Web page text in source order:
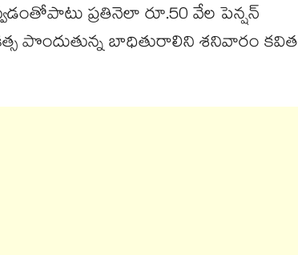
ప్రతినెలా రూ.50 వేల పెన్షన్
పొందుతున్న బాధితురాలిని శనివారం కవిత